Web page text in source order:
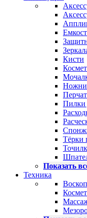
Кисти
Пилки
Тёрки
Показать
Техника